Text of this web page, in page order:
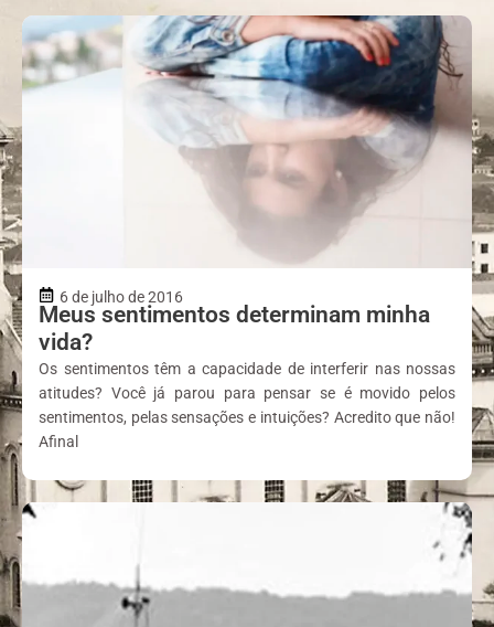
6 de julho de 2016
Meus sentimentos determinam minha
vida?
Os sentimentos têm a capacidade de interferir nas nossas
atitudes? Você já parou para pensar se é movido pelos
sentimentos, pelas sensações e intuições? Acredito que não!
Afinal